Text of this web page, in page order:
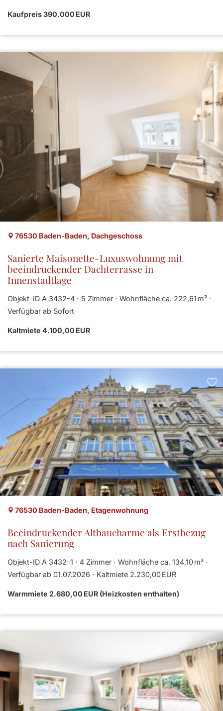
Kaufpreis 390.000 EUR
76530 Baden-Baden, Dachgeschoss
Sanierte Maisonette-Luxuswohnung mit
beeindruckender Dachterrasse in
Innenstadtlage
Objekt-ID A 3432-4 5 Zimmer
Wohnfläche ca. 222,61 m²
Verfügbar ab Sofort
Kaltmiete 4.100,00 EUR
76530 Baden-Baden, Etagenwohnung
Beeindruckender Altbaucharme als Erstbezug
nach Sanierung
Objekt-ID A 3432-1 4 Zimmer
Wohnfläche ca. 134,10 m²
Verfügbar ab 01.07.2026
Kaltmiete 2.230,00 EUR
Warmmiete 2.680,00 EUR (Heizkosten enthalten)